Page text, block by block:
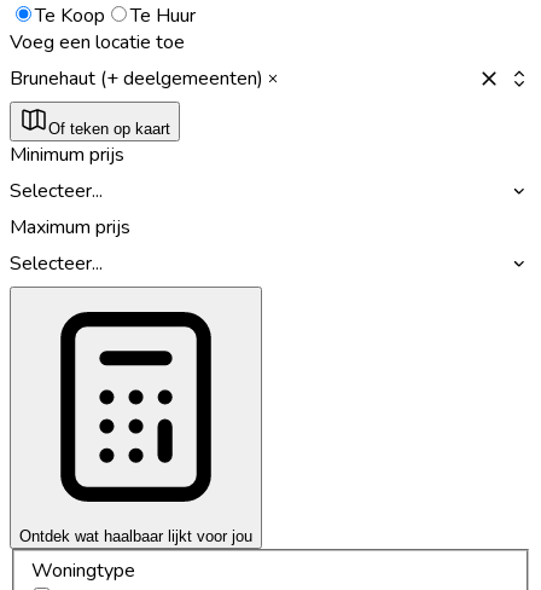
Te Koop
Te Huur
Voeg een locatie toe
Brunehaut (+ deelgemeenten)
Of teken op kaart
Minimum prijs
Selecteer...
Maximum prijs
Selecteer...
Ontdek wat haalbaar lijkt voor jou
Woningtype